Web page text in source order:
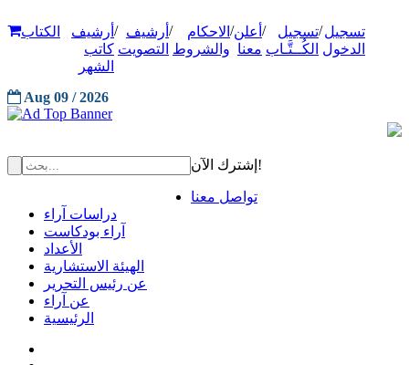
تسجيل
الدخول
/تسجيل
الكُــتَّـاب
/ أعلن
معنا
/ الاحكام
والشروط
/ أرشيف
التصويت
/ أرشيف
كاتب
الشهر
الكتاب
Aug 09 / 2026
إشترك الآن!
تواصل معنا
دراسات آراء
آراء بودكاست
الأعداد
الهيئة الاستشارية
عن رئيس التحرير
عن آراء
الرئيسية